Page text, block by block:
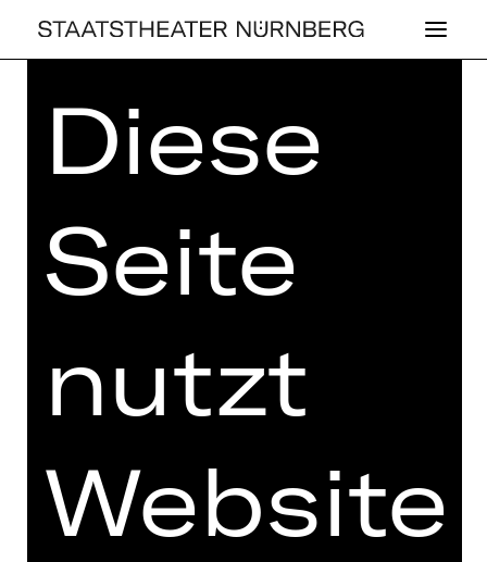
Home> Kaufen
2026/2027> Gemischtes Abo: V1
GEMISCHTES ABO: V1
II 330,00 €
III 277,80 €
IV 202,20 €
Preisklassen U27:
I 329,60 €
II 282,60 €
III 238,20 €
Diese
Seite
nutzt
Website